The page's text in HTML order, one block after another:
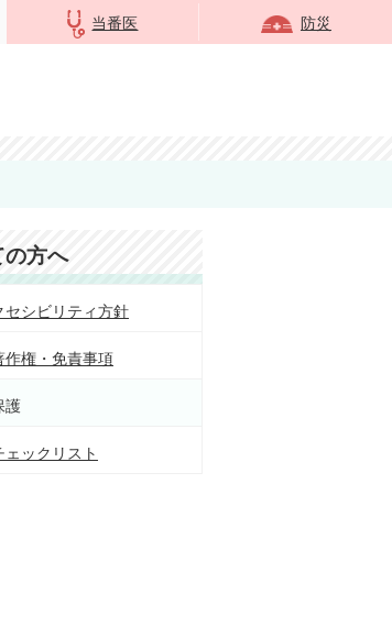
当番医 防災
の方へ
セシビリティ方針
作権・免責事項
護
ックリスト